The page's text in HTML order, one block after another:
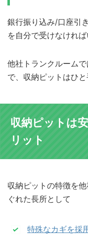
銀行振り込み/口座引
を自分で受けなければ
他社トランクルーム
で、収納ピットはひと
収納ピットは
リット
収納ピットの特徴を
ぐれた長所として
特殊なカギを採